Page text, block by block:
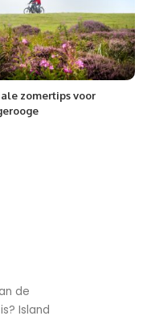
zomertips voor
de
Island